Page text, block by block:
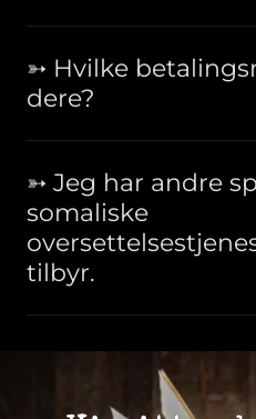
➳ Hvilke
dere?
➳ Jeg har andre
somaliske
tilbyr.